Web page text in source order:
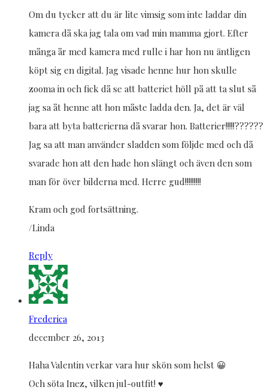
Om du tycker att du är lite vimsig som inte laddar din
kamera då ska jag tala om vad min mamma gjort. Efter
många år med kamera med rulle i har hon nu äntligen
köpt sig en digital. Jag visade henne hur hon skulle
zooma in och fick då se att batteriet höll på att ta slut så
jag sa åt henne att hon måste ladda den. Ja, det är väl
bara att byta batterierna då svarar hon. Batterier!!!!!??????
Jag sa att man använder sladden som följde med och då
svarade hon att den hade hon slängt och även den som
man för över bilderna med. Herre gud!!!!!!!!!
Kram och god fortsättning.
/Linda
Reply
Frederica
december 26, 2013
Haha Valentin verkar vara hur skön som helst 😀
Och söta Inez, vilken jul-outfit! ♥